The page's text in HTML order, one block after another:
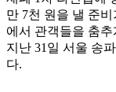
만 7천 원을 낼 준
에서 관객들을 춤
지난 31일 서울 송
다.